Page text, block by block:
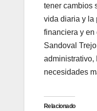
tener cambios
vida diaria y la
financiera y
Sandoval
administrativo,
necesidades
Relacionado